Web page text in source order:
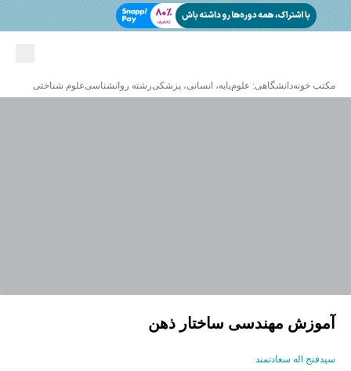
مکتب خونهدانشگاهی: علوم‌پایه، انسانی، پزشکیرشته روانشناسیعلوم شناختی
آموزش مهندسی ساختار ذهن
سیدفتح اله سعادتمند